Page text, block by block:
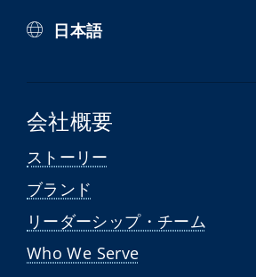
日本語
会社概要
ストーリー
ブランド
リーダーシップ・チーム
Who We Serve